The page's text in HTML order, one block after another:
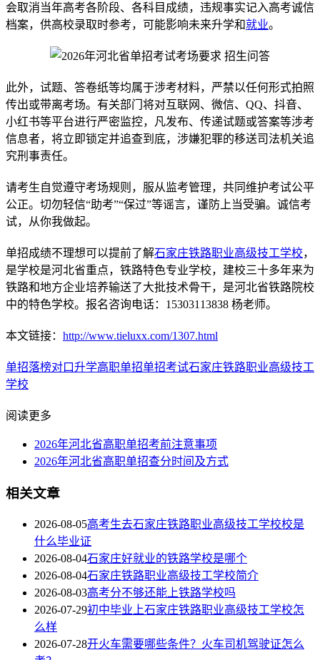
会取消当年高考各阶段、各科目成绩，违规事实记入高考诚信
档案，供高校录取时参考，可能影响未来升学和就业。
此外，试题、答卷纸等均属于涉考材料，严禁以任何形式拍照
传出或带离考场。有关部门将对互联网、微信、QQ、抖音、
小红书等平台进行严密监控，凡发布、传递试题或答案等涉考
信息者，将立即锁定并追查到底，涉嫌犯罪的移送司法机关追
究刑事责任。
请考生自觉遵守考场规则，服从监考管理，共同维护考试公平
公正。切勿轻信“助考”“保过”等谣言，谨防上当受骗。诚信考
试，从你我做起。
单招成绩不理想可以提前了解石家庄铁路职业高级技工学校，
是学校是河北省重点，铁路特色专业学校，建校三十多年来为
铁路和地方企业培养输送了大批技术骨干，是河北省铁路院校
中的特色学校。报名咨询电话：15303113838 杨老师。
本文链接： http://www.tieluxx.com/1307.html
单招落榜对口升学高职单招单招考试石家庄铁路职业高级技工
学校
阅读更多
2026年河北省高职单招考前注意事项
2026年河北省高职单招查分时间及方式
相关文章
2026-08-05高考生去石家庄铁路职业高级技工学校校是
什么毕业证
2026-08-04石家庄好就业的铁路学校是哪个
2026-08-04石家庄铁路职业高级技工学校简介
2026-08-03高考分不够还能上铁路学校吗
2026-07-29初中毕业上石家庄铁路职业高级技工学校怎
么样
2026-07-28开火车需要哪些条件？火车司机驾驶证怎么